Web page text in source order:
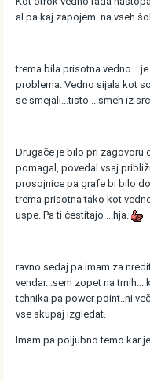
al pa kaj zapojem. na vseh
trema bila prisotna
problema. Vedno sijala kot
se smejali...tisto ...smeh iz
Drugače je bilo pri zagovoru
pomagal, povedal vsaj
prosojnice pa grafe bi bilo
trema prisotna tako kot
uspe. Pa ti čestitajo ...hja.
ravno sedaj pa imam za
vendar...sem zopet na
tehnika pa power point..ni
vse skupaj izgledat.
Imam pa poljubno temo kar